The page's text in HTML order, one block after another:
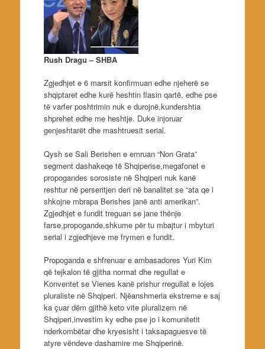
Rush Dragu – SHBA
Zgjedhjet e 6 marsit konfirmuan edhe njeherë se
shqiptaret edhe kurë heshtin flasin qartë, edhe pse
të varfer poshtrimin nuk e durojnë,kundershtia
shprehet edhe me heshtje. Duke injoruar
genjeshtarët dhe mashtruesit serial.
Qysh se Sali Berishen e emruan “Non Grata”
segment dashakeqe të Shqiperise,megafonet e
propogandes sorosiste në Shqiperi nuk kanë
reshtur në perseritjen deri në banalitet se “ata qe i
shkojne mbrapa Berishes janë anti amerikan”.
Zgjedhjet e fundit treguan se jane thënje
farse,propogande,shkume për tu mbajtur i mbyturi
serial i zgjedhjeve me frymen e fundit.
Propoganda e shfrenuar e ambasadores Yuri Kim
që tejkalon të gjitha normat dhe regullat e
Konventet se Vienes kanë prishur rregullat e lojes
pluraliste në Shqiperi. Njëanshmeria ekstreme e saj
ka çuar dëm gjithë keto vite pluralizem në
Shqiperi,investim ky edhe pse jo i komunitetit
nderkombëtar dhe kryesisht i taksapaguesve të
atyre vëndeve dashamire me Shqiperinë.